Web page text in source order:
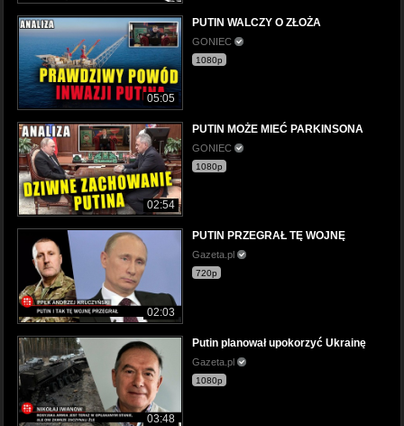
05:05
PUTIN WALCZY O ZŁOŻA
GONIEC
1080p
02:54
PUTIN MOŻE MIEĆ PARKINSONA
GONIEC
1080p
02:03
PUTIN PRZEGRAŁ TĘ WOJNĘ
Gazeta.pl
720p
03:48
Putin planował upokorzyć Ukrainę
Gazeta.pl
1080p